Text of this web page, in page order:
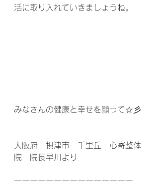
活に取り入れていきましょうね。
みなさんの健康と幸せを願って☆彡
大阪府　摂津市　千里丘　心寄整体
院　院長早川より
ーーーーーーーーーーーーーーー